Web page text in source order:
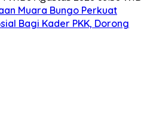
Muara Bungo Perkuat
Bagi Kader PKK, Dorong